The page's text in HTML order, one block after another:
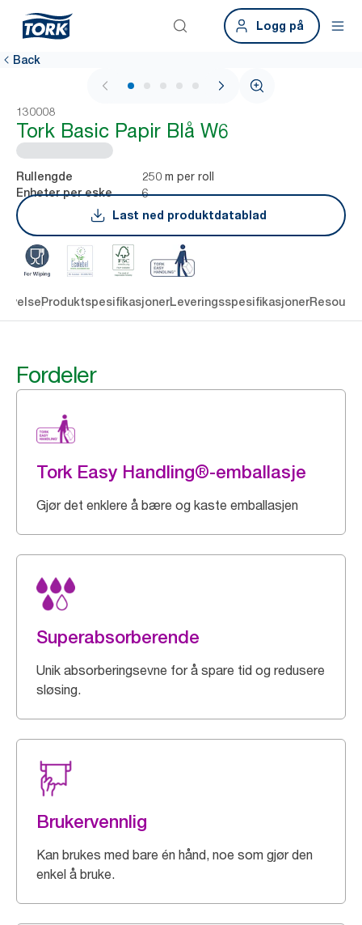
Logg på
Back
1 / 5
130008
Tork Basic Papir Blå W6
Rullengde 250 m per roll
Enheter per eske
6
Last ned produktdatablad
ProduktspesifikasjonerLeveringsspesifikasjoner
Fordeler
Tork Easy Handling®-emballasje
Gjør det enklere å bære og kaste emballasjen
Superabsorberende
Unik absorberingsevne for å spare tid og redusere
sløsing.
Brukervennlig
Kan brukes med bare én hånd, noe som gjør den
enkel å bruke.